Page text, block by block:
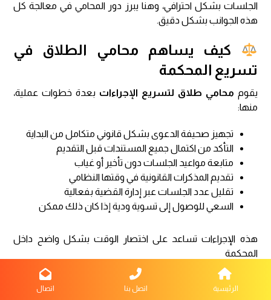
الجلسات بشكل احترافي، وهنا يبرز دور المحامي في معالجة كل
هذه الجوانب بشكل دقيق.
كيف يساهم محامي الطلاق في
تسريع المحكمة
يقوم محامي طلاق لتسريع الإجراءات بعدة خطوات عملية،
منها:
تجهيز صحيفة الدعوى بشكل قانوني متكامل من البداية
التأكد من اكتمال جميع المستندات قبل التقديم
متابعة مواعيد الجلسات دون تأخير أو غياب
تقديم المذكرات القانونية في وقتها النظامي
تقليل عدد الجلسات عبر إدارة القضية بفعالية
السعي للوصول إلى تسوية ودية إذا كان ذلك ممكن
هذه الإجراءات تساعد على اختصار الوقت بشكل واضح داخل
المحكمة
أهمية التنظيم القانوني في تسريع
الرئيسية اتصل بنا اتصال